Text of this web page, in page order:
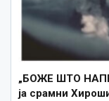
„БОЖЕ ШТО
ја срамни